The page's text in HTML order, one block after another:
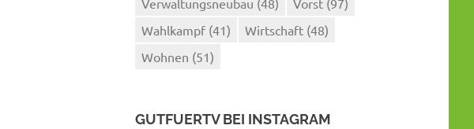
Wahlkampf (41) Wirtschaft (48)
Wohnen (51)
GUTFUERTV BEI INSTAGRAM